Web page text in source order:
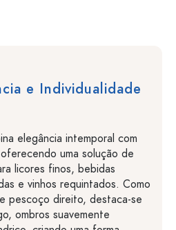
e Individualidade
elegância intemporal com
uma solução de
licores finos, bebidas
e vinhos requintados. Como
pescoço direito, destaca-se
ombros suavemente